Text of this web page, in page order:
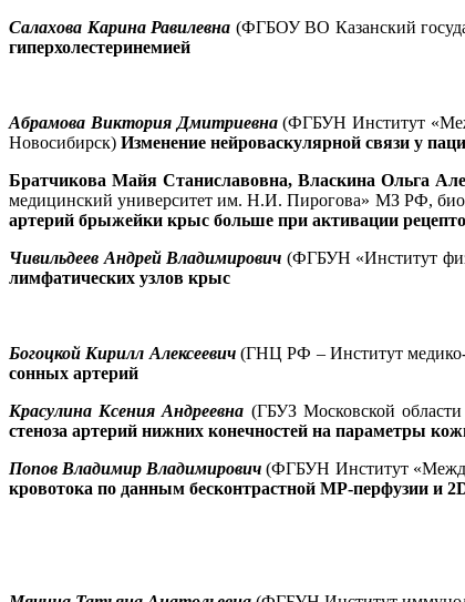
Салахова Карина Равилевна (ФГБОУ ВО Казанский
гиперхолестеринемией
Абрамова Виктория Дмитриевна(ФГБУН Институт
Новосибирск) Изменение нейроваскулярной связи у
Братчикова Майя Станиславовна, Власкина Ольга
медицинский университет им. Н.И. Пирогова» МЗ РФ,
артерий брыжейки крыс больше при активации
Чивильдеев Андрей Владимирович (ФГБУН «Институт
лимфатических узлов крыс
Богоцкой Кирилл Алексеевич(ГНЦ РФ – Институт
сонных артерий
Красулина Ксения Андреевна (ГБУЗ Московской
стеноза артерий нижних конечностей на параметры
Попов Владимир Владимирович (ФГБУН Институт
кровотока по данным бесконтрастной МР-перфузии и